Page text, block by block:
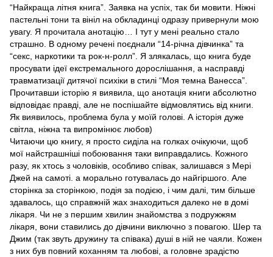
“Найкраща літня книга”. Заявка на успіх, так би мовити. Ніжні
пастельні тони та вініл на обкладинці одразу привернули мою
увагу. Я прочитала анотацію… І тут у мені реально стало
страшно. В одному речені поєднали “14-річна дівчинка” та
“секс, наркотики та рок-н-ролл”. Я злякалась, що книга буде
просувати ідеї екстремального дорослішання, а насправді
травматизації дитячої психіки в стилі “Моя темна Ванесса”.
Прочитавши історію я виявила, що анотація книги абсолютно
відповідає правді, але не поспішайте відмовлятись від книги.
Як виявилось, проблема була у моїй голові. А історія дуже
світла, ніжна та випромінює любов)
Читаючи цю книгу, я просто сиділа на голках очікуючи, щоб
мої найстрашніші побоювання таки виправдались. Кожного
разу, як хтось з чоловіків, особливо співак, залишався з Мері
Джей на самоті. а морально готувалась до найгіршого. Але
сторінка за сторінкою, подія за подією, і чим далі, тим більше
здавалось, що справжній жах знаходиться далеко не в домі
лікаря. Чи не з першим хвилин знайомства з подружжям
лікаря, вони ставились до дівчини виключно з повагою. Шер та
Джим (так звуть дружину та співака) душі в ній не чаяли. Кожен
з них був повний коханням та любові, а головне зрадістю